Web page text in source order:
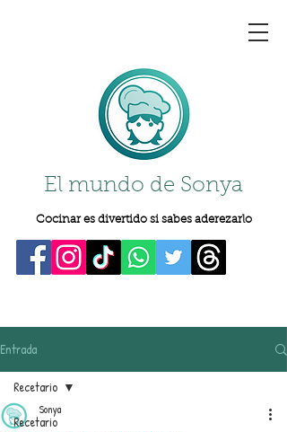
El mundo de Sonya
Cocinar es divertido si sabes aderezarlo
Entrada
Recetario
Recetario
Sonya